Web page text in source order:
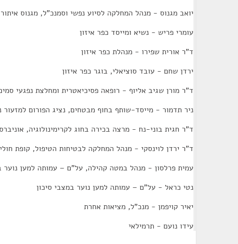
יואב מגנוס - מנהל המחלקה לסיוע נפשי וסמנכ"ל, מגנוס
עומרי פריש - נשיא ומייסד כפר איזון
ד"ר אורית שפירו - מנהלת כפר איזון
ירדן שחם - עובד סוציאלי, בוגר כפר איזון
ד"ר מורן שגיב אליוף - רופאה פסיכיאטרית ומחלצת נפגעי
ניר תדמור - מייסד-שותף בחוף מבטחים, נציג הפורום למזעור
ד"ר חגית בוני-נח - מרצה בכירה בחוג לקרימינולוגיה,
ד"ר ירדן לוינסקי - מנהל המחלקה לבטיחות הטיפול, קופת
עמית פרלסון - מנהל במטה קהילה, על"ם – עמותה למען נוער
נטי כראל - על"ם – עמותה למען נוער במצבי סיכון
יאיר קויפמן - מנכ"ל, מציאות אחרת
עידו נועם - תרמילאי